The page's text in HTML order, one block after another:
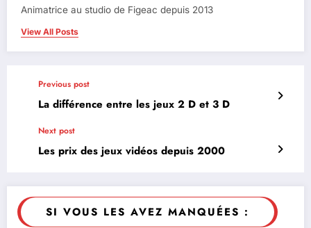
Animatrice au studio de Figeac depuis 2013
View All Posts
Previous post
La différence entre les jeux 2 D et 3 D
Next post
Les prix des jeux vidéos depuis 2000
SI VOUS LES AVEZ MANQUÉES :